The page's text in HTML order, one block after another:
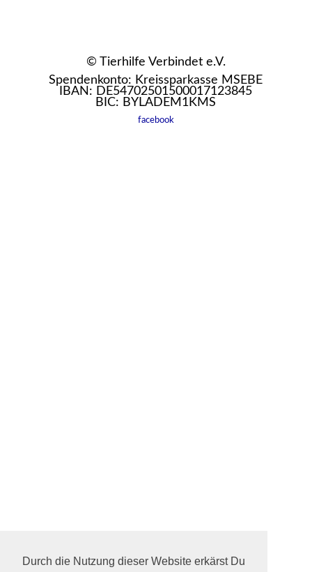
Durch die Nutzung dieser Website erkärst Du
© Tierhilfe Verbindet e.V.
Spendenkonto: Kreissparkasse MSEBE
IBAN: DE54702501500017123845
BIC: BYLADEM1KMS
facebook